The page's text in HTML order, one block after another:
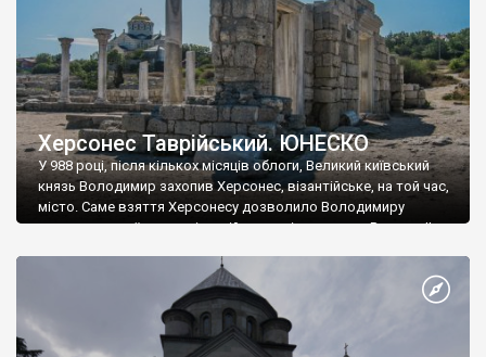
Херсонес Таврійський. ЮНЕСКО
У 988 році, після кількох місяців облоги, Великий київський
князь Володимир захопив Херсонес, візантійське, на той час,
місто. Саме взяття Херсонесу дозволило Володимиру
диктувати свої умови візантійському імператору Василю ІІ, та
Херсонесі Володимир-язичник, став Василем-християнином.
А потім було Хрещення Русі. На честь Херсонесу Таврійського